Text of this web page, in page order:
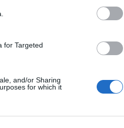
for Targeted
and/or Sharing
for which it